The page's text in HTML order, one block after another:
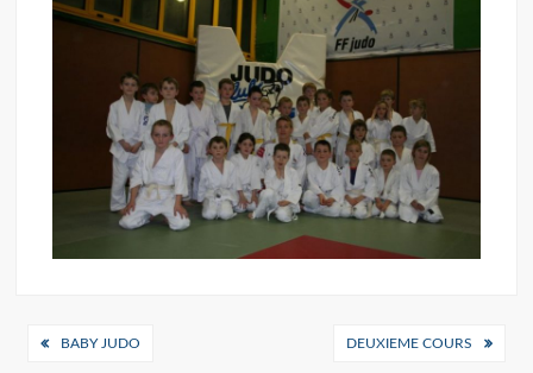
Navigation
BABY JUDO DEUXIEME COURS